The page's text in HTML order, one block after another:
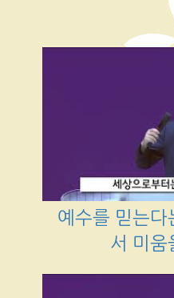
예수를 믿는다
서 미움